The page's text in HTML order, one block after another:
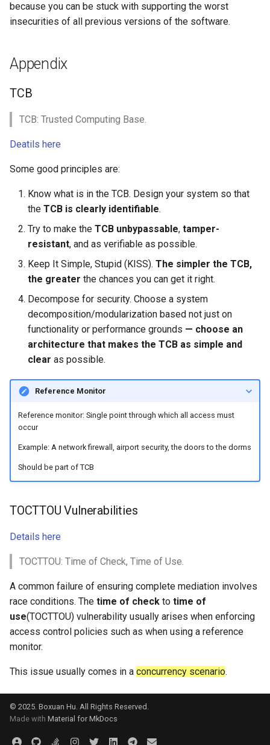
because you can be stuck with supporting the worst
insecurities of all previous versions of the software.
Appendix
TCB
TCB: Trusted Computing Base.
Deatils here
Some good principles are:
Know what is in the TCB. Design your system so that
the TCB is clearly identifiable.
Try to make the TCB unbypassable, tamper-
resistant, and as verifiable as possible.
Keep It Simple, Stupid (KISS). The simpler the TCB,
the greater the chances you can get it right.
Decompose for security. Choose a system
decomposition/modularization based not just on
functionality or performance grounds — choose an
architecture that makes the TCB as simple and
clear as possible.
Reference Monitor
Reference monitor: Single point through which all access must
occur
Example: A network firewall, airport security, the doors to the dorms
Should be part of TCB
TOCTTOU Vulnerabilities
Details here
TOCTTOU: Time of Check, Time of Use.
A common failure of ensuring complete mediation involves
race conditions. The time of check to time of
use(TOCTTOU) vulnerability usually arises when enforcing
access control policies such as when using a reference
monitor.
This issue usually comes in a concurrency scenario.
© 2025. Boxuan Hu. All Rights Reserved.
Made with Material for MkDocs